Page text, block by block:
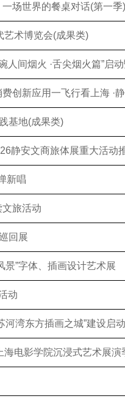
场世界的餐桌对话(第一季)
艺术博览会(成果类)
人间烟火 ·舌尖烟火篇”启
创新应用一飞行看上海 ·
基地(成果类)
静安文商旅体展重大活动
新唱
旅活动
回展
”字体、插画设计艺术展
动
河湾东方插画之城”建设启
电影学院沉浸式艺术展演